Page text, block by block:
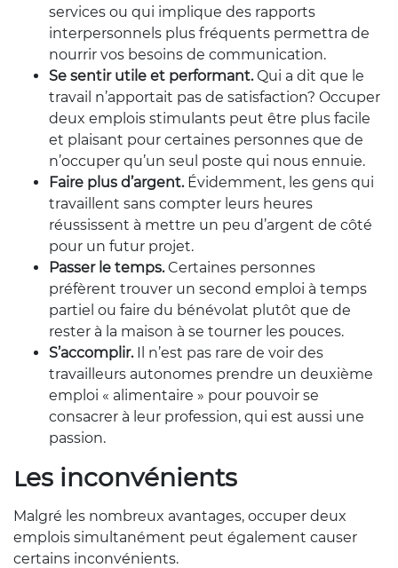
services ou qui implique des rapports
interpersonnels plus fréquents permettra de
nourrir vos besoins de communication.
Se sentir utile et performant.Qui a dit que le
travail n’apportait pas de satisfaction? Occuper
deux emplois stimulants peut être plus facile
et plaisant pour certaines personnes que de
n’occuper qu’un seul poste qui nous ennuie.
Faire plus d’argent. Évidemment, les gens qui
travaillent sans compter leurs heures
réussissent à mettre un peu d’argent de côté
pour un futur projet.
Passer le temps.Certaines personnes
préfèrent trouver un second emploi à temps
partiel ou faire du bénévolat plutôt que de
rester à la maison à se tourner les pouces.
S’accomplir. Il n’est pas rare de voir des
travailleurs autonomes prendre un deuxième
emploi « alimentaire » pour pouvoir se
consacrer à leur profession, qui est aussi une
passion.
Les inconvénients
Malgré les nombreux avantages, occuper deux
emplois simultanément peut également causer
certains inconvénients.